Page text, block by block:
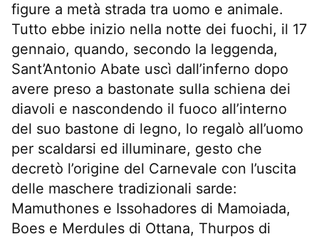
figure a metà strada tra uomo e animale.
Tutto ebbe inizio nella notte dei fuochi, il 17
gennaio, quando, secondo la leggenda,
Sant’Antonio Abate uscì dall’inferno dopo
avere preso a bastonate sulla schiena dei
diavoli e nascondendo il fuoco all’interno
del suo bastone di legno, lo regalò all’uomo
per scaldarsi ed illuminare, gesto che
decretò l’origine del Carnevale con l’uscita
delle maschere tradizionali sarde:
Mamuthones e Issohadores di Mamoiada,
Boes e Merdules di Ottana, Thurpos di